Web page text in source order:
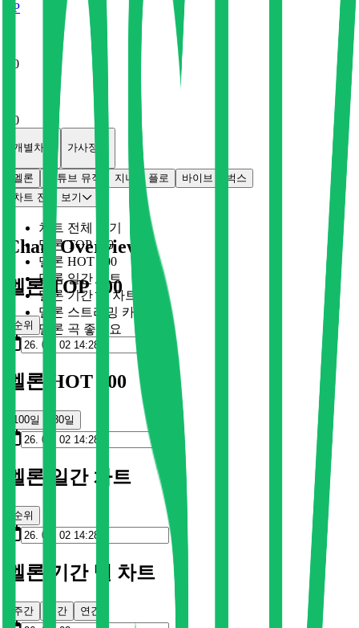
P
0
0
개별차트 가사정보
멜론 유튜브 뮤직 지니 플로 바이브
벅스
차트 전체 보기
차트 전체 보기
멜론 TOP 100
멜론 HOT 100
멜론 일간 차트
멜론 기간 별 차트
멜론 스트리밍 카드
멜론 곡 좋아요
Chart Overview
멜론 TOP 100
순위
멜론 HOT 100
100일 30일
멜론 일간 차트
순위
멜론 기간 별 차트
주간 월간 연간